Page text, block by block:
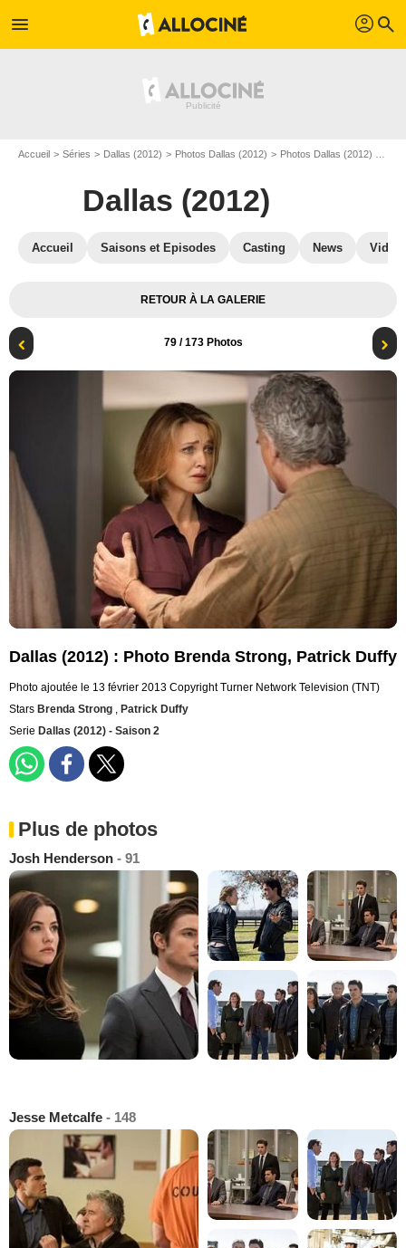
menu profil search
Accueil Séries Dallas (2012) Photos Dallas (2012) Photos Dallas (2012) S02
Dallas (2012)
Accueil Saisons et Episodes Casting News
RETOUR À LA GALERIE
79/ 173 Photos
Dallas (2012) : Photo Brenda Strong, Patrick Duffy
Photo ajoutée le 13 février 2013 Copyright Turner Network Television (TNT)
Stars Brenda Strong , Patrick Duffy
Serie Dallas (2012) - Saison 2
Plus de photos
Josh Henderson - 91
Jesse Metcalfe - 148